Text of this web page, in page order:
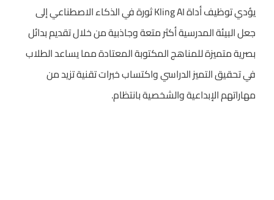
يؤدي توظيف أداة Kling AI ثورة في الذكاء الاصطناعي إلى
جعل البيئة المدرسية أكثر متعة وجاذبية من خلال تقديم بدائل
بصرية متميزة للمناهج المكتوبة المعتادة مما يساعد الطلاب
في تحقيق التميز الدراسي واكتساب خبرات تقنية تزيد من
مهاراتهم الإبداعية والشخصية بانتظام.